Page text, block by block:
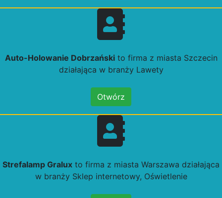
Auto-Holowanie Dobrzańskito firma z miasta Szczecin
działająca w branży Lawety
Otwórz
Strefalamp Gralux to firma z miasta Warszawa działająca
w branży Sklep internetowy, Oświetlenie